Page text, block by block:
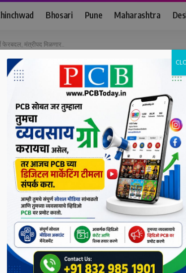
Bhosari Pune Maharashtra
फेरबदल, मंत्रीपद मिळणार..
संधी ? ;
: एकनाथ शिंदे यांनी मुख्यमंत्रिपदी विराजमान झाले
आहे. तर दुसरीकडे १८ जुलैपासून संसदेचे पावसाळी
शिंदे गटाला संधी मिळणार आहे. संसदेच्या पावसाळी
मोदी यांच्या कार्यकाळातील हा दुसरा फेरबदल